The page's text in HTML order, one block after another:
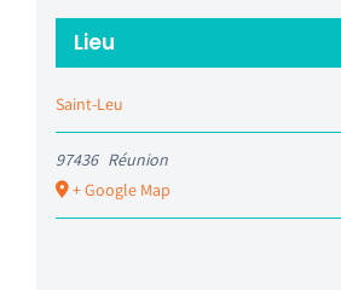
Lieu
Saint-Leu
97436 Réunion
+ Google Map